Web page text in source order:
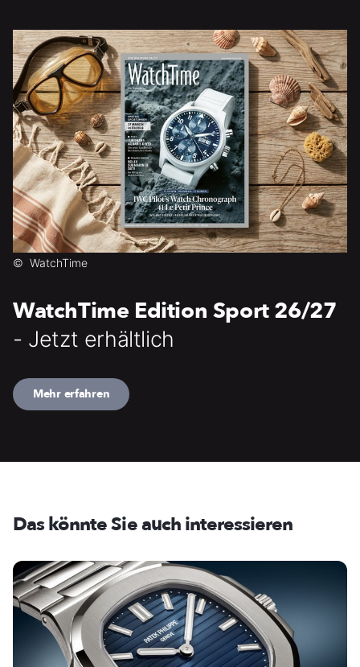
© WatchTime
WatchTime Edition Sport 26/27
- Jetzt erhältlich
Mehr erfahren
Das könnte Sie auch interessieren